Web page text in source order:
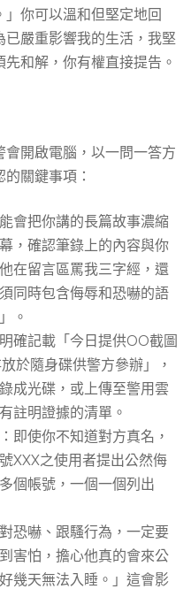
」你可以溫和但堅定地回
嚴重影響我的生活，我堅
和解，你有權直接提告。
開啟電腦，以一問一答方
關鍵事項：
會把你講的長篇故事濃縮
，確認筆錄上的內容與你
在留言區罵我三字經，還
同時包含侮辱和恐嚇的語
。
確記載「今日提供OO截圖
於隨身碟供警方參辦」，
成光碟，或上傳至警用雲
註明證據的清單。
：即使你不知道對方真名，
XXX之使用者提出公然侮
個帳號，一個一個列出
恐嚇、跟騷行為，一定要
害怕，擔心他真的會來公
幾天無法入睡。」這會影